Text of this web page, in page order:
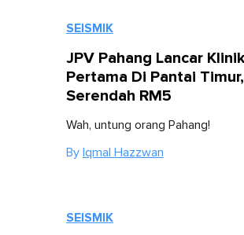
SEISMIK
JPV Pahang Lancar
Pertama Di Pantai
Serendah RM5
Wah, untung orang Pahang!
By Iqmal Hazzwan
SEISMIK